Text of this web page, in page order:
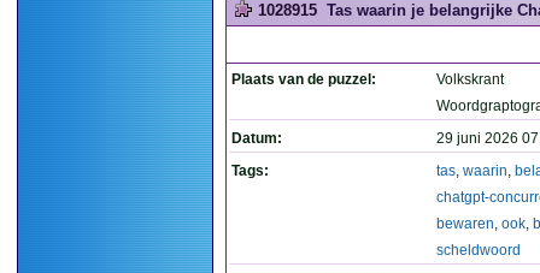
1028915 Tas waarin je belangrijke
Plaats van de puzzel:
Volkskrant
Datum:
29 juni 2026
Tags:
tas, waarin,
chatgpt-
bewaren, ook,
scheldwoord